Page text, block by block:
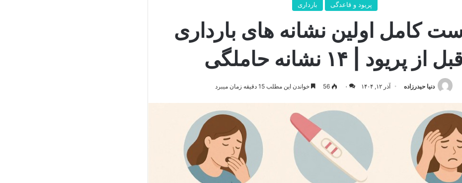
پریود و قاعدگی بارداری
کامل اولین نشانه های بارداری
از پریود | ۱۴ نشانه حاملگی
دنیا حیدرزاده آذر ۱۲, ۱۴۰۴ ۰ 56 خواندن این مطلب 15 دقیقه زمان میبرد